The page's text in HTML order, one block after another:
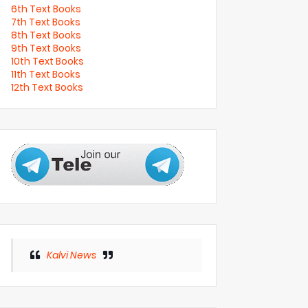
6th Text Books
7th Text Books
8th Text Books
9th Text Books
10th Text Books
11th Text Books
12th Text Books
Kalvi News